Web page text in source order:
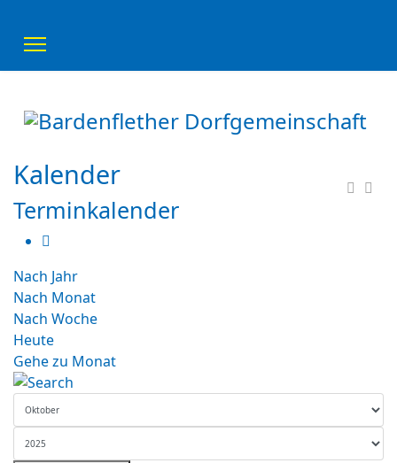
Kalender
Terminkalender
Nach Jahr
Nach Monat
Nach Woche
Heute
Gehe zu Monat